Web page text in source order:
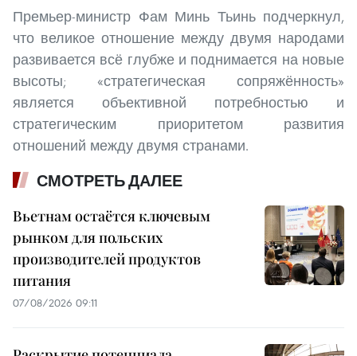
Премьер-министр Фам Минь Тьинь подчеркнул,
что великое отношение между двумя народами
развивается всё глубже и поднимается на новые
высоты; «стратегическая сопряжённость»
является объективной потребностью и
стратегическим приоритетом развития
отношений между двумя странами.
СМОТРЕТЬ ДАЛЕЕ
Вьетнам остаётся ключевым
рынком для польских
производителей продуктов
питания
07/08/2026 09:11